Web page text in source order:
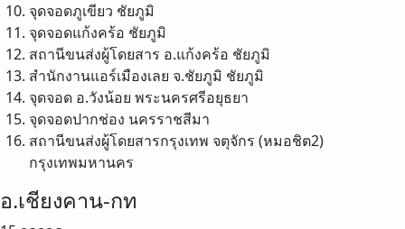
จุดจอดภูเขียว ชัยภูมิ
จุดจอดแก้งคร้อ ชัยภูมิ
สถานีขนส่งผู้โดยสาร อ.แก้งคร้อ ชัยภูมิ
สำนักงานแอร์เมืองเลย จ.ชัยภูมิ ชัยภูมิ
จุดจอด อ.วังน้อย พระนครศรีอยุธยา
จุดจอดปากช่อง นครราชสีมา
สถานีขนส่งผู้โดยสารกรุงเทพ จตุจักร (หมอชิต2)
กรุงเทพมหานคร
อ.เชียงคาน-กท